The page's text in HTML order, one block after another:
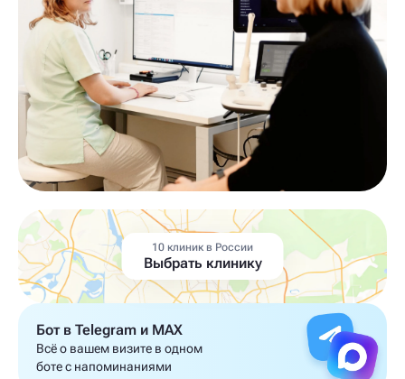
10 клиник в России
Выбрать клинику
Бот в Telegram и MAX
Всё о вашем визите в одном
боте с напоминаниями